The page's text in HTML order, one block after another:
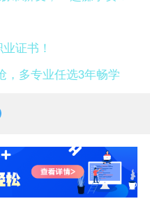
证书！
，多专业任选3年畅学